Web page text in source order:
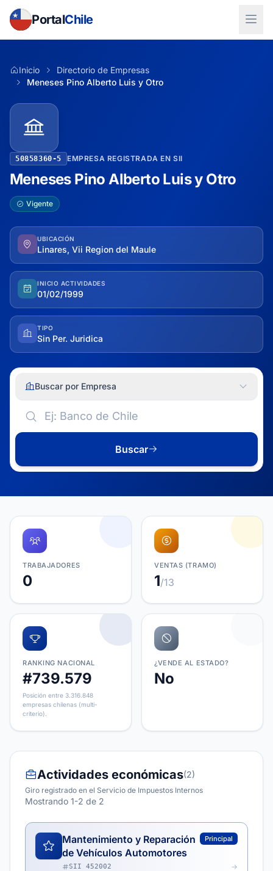
PortalChile
Inicio
Directorio de Empresas
Meneses Pino Alberto Luis y Otro
50858360-5 EMPRESA REGISTRADA EN SII
Meneses Pino Alberto Luis y Otro
Vigente
UBICACIÓN
Linares, Vii Region del Maule
INICIO ACTIVIDADES
01/02/1999
TIPO
Sin Per. Juridica
Buscar por Empresa
Buscar
TRABAJADORES
0
VENTAS (TRAMO)
1/13
RANKING NACIONAL
#739.579
Posición entre 3.316.848
empresas chilenas (multi-
criterio).
¿VENDE AL ESTADO?
No
Actividades económicas(2)
Giro registrado en el Servicio de Impuestos Internos
Mostrando 1-2 de 2
Mantenimiento y Reparación
de Vehículos Automotores
Principal
SII 452002